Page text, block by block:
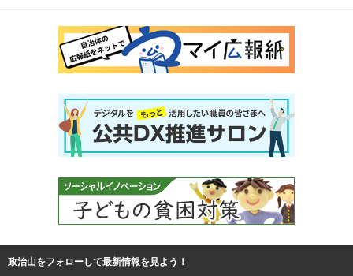
政治山をフォローして最新情報を見よう！